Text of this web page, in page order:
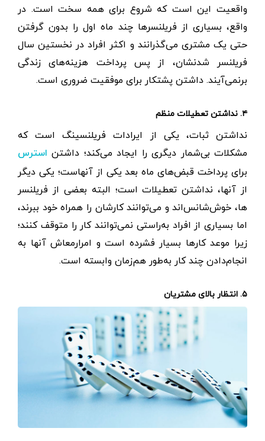
واقعیت این است که شروع برای همه سخت است. در
واقع، بسیاری از فریلنسر‌ها چند ماه اول را بدون گرفتن
حتی یک مشتری می‌گذرانند و اکثر افراد در نخستین سال
فریلنسر شدنشان، از پس پرداخت هزینه‌های زندگی
برنمی‌آیند. داشتن پشتکار برای موفقیت ضروری است.
۴. نداشتن تعطیلات منظم
نداشتن ثبات، یکی از ایرادات فریلنسینگ است که
مشکلات بی‌شمار دیگری را ایجاد می‌کند؛ داشتن استرس
برای پرداخت قبض‌های ماه بعد یکی از آنهاست؛ یکی دیگر
از آنها، نداشتن تعطیلات است؛ البته بعضی از فریلنسر
ها، خوش‌شانس‌اند و می‌توانند کارشان را همراه خود ببرند،
اما بسیاری از افراد به‌راستی نمی‌توانند کار را متوقف کنند؛
زیرا موعد کارها بسیار فشرده است و امرار‌معاش آنها به
انجام‌دادن چند کار به‌طور هم‌زمان وابسته است.
۵. انتظار بالای مشتریان